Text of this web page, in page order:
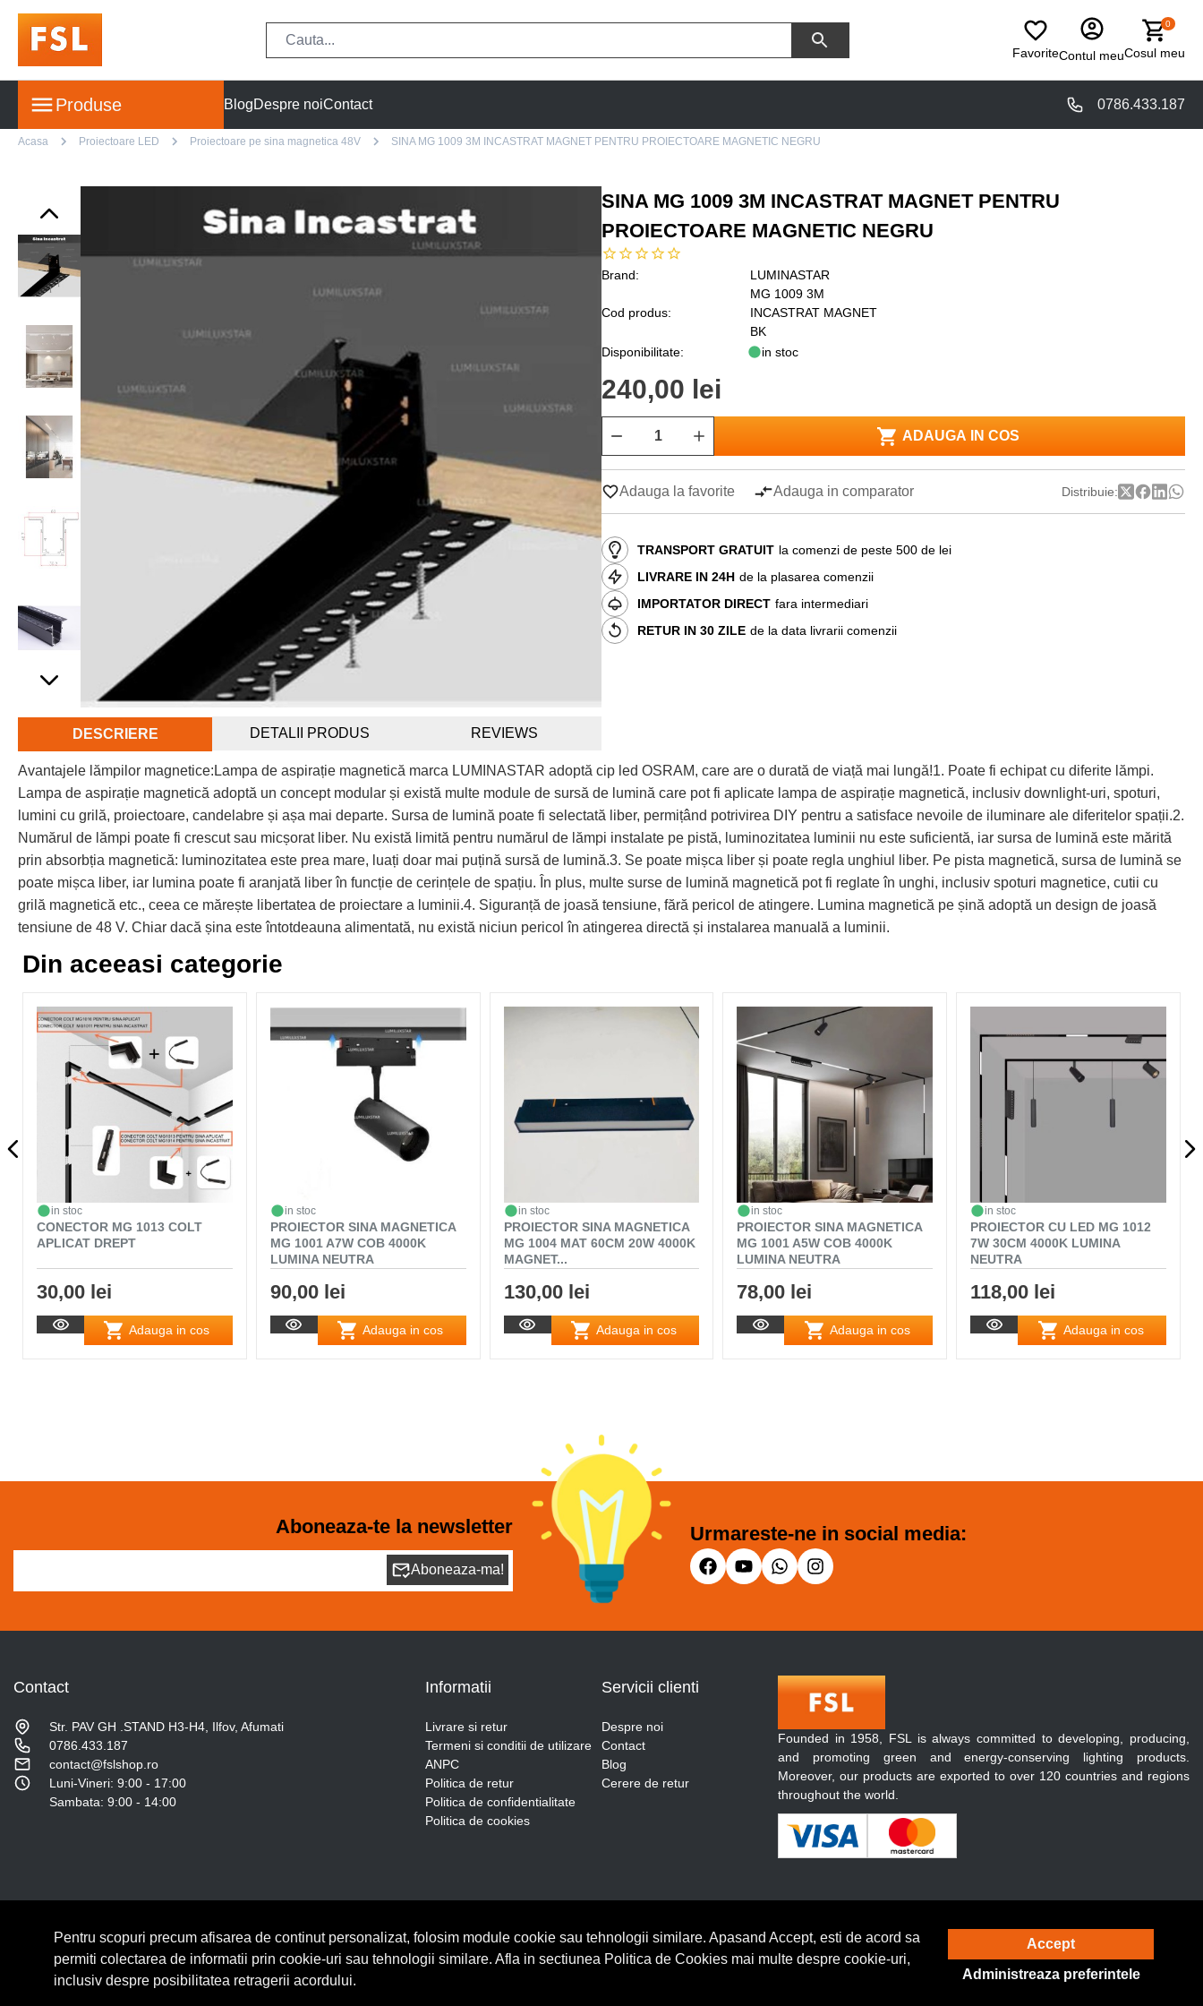
FavoriteContul meu
0
Cosul meu
Produse BlogDespre noiContact 0786.433.187
Acasa Proiectoare LED Proiectoare pe sina magnetica 48V SINA MG 1009 3M INCASTRAT MAGNET PENTRU PROIECTOARE MAGNETIC NEGRU
SINA MG 1009 3M INCASTRAT MAGNET PENTRU
PROIECTOARE MAGNETIC NEGRU
Brand: LUMINASTAR
Cod produs:
MG 1009 3M
INCASTRAT MAGNET
BK
Disponibilitate:
in stoc
240,00 lei
ADAUGA IN COS
Adauga la favorite Adauga in comparator Distribuie:
TRANSPORT GRATUIT la comenzi de peste 500 de lei
LIVRARE IN 24H de la plasarea comenzii
IMPORTATOR DIRECT fara intermediari
RETUR IN 30 ZILE de la data livrarii comenzii
DESCRIERE DETALII PRODUS REVIEWS
Avantajele lămpilor magnetice:Lampa de aspirație magnetică marca LUMINASTAR adoptă cip led OSRAM, care are o durată de viață mai lungă!1. Poate fi echipat cu diferite lămpi.
Lampa de aspirație magnetică adoptă un concept modular și există multe module de sursă de lumină care pot fi aplicate lampa de aspirație magnetică, inclusiv downlight-uri, spoturi,
lumini cu grilă, proiectoare, candelabre și așa mai departe. Sursa de lumină poate fi selectată liber, permițând potrivirea DIY pentru a satisface nevoile de iluminare ale diferitelor spații.2.
Numărul de lămpi poate fi crescut sau micșorat liber. Nu există limită pentru numărul de lămpi instalate pe pistă, luminozitatea luminii nu este suficientă, iar sursa de lumină este mărită
prin absorbția magnetică: luminozitatea este prea mare, luați doar mai puțină sursă de lumină.3. Se poate mișca liber și poate regla unghiul liber. Pe pista magnetică, sursa de lumină se
poate mișca liber, iar lumina poate fi aranjată liber în funcție de cerințele de spațiu. În plus, multe surse de lumină magnetică pot fi reglate în unghi, inclusiv spoturi magnetice, cutii cu
grilă magnetică etc., ceea ce mărește libertatea de proiectare a luminii.4. Siguranță de joasă tensiune, fără pericol de atingere. Lumina magnetică pe șină adoptă un design de joasă
tensiune de 48 V. Chiar dacă șina este întotdeauna alimentată, nu există niciun pericol în atingerea directă și instalarea manuală a luminii.
Din aceeasi categorie
in stoc
CONECTOR MG 1013 COLT
APLICAT DREPT
30,00 lei
Adauga in cos
in stoc
PROIECTOR SINA MAGNETICA
MG 1001 A7W COB 4000K
LUMINA NEUTRA
90,00 lei
Adauga in cos
in stoc
PROIECTOR SINA MAGNETICA
MG 1004 MAT 60CM 20W 4000K
MAGNET...
130,00 lei
Adauga in cos
in stoc
PROIECTOR SINA MAGNETICA
MG 1001 A5W COB 4000K
LUMINA NEUTRA
78,00 lei
Adauga in cos
in stoc
PROIECTOR CU LED MG 1012
7W 30CM 4000K LUMINA
NEUTRA
118,00 lei
Adauga in cos
Aboneaza-te la newsletter
Aboneaza-ma!
Urmareste-ne in social media:
Contact
Str. PAV GH .STAND H3-H4, Ilfov, Afumati
0786.433.187
contact@fslshop.ro
Luni-Vineri: 9:00 - 17:00
Sambata: 9:00 - 14:00
Informatii
Livrare si retur
Termeni si conditii de utilizare
ANPC
Politica de retur
Politica de confidentialitate
Politica de cookies
Servicii clienti
Despre noi
Contact
Blog
Cerere de retur
Founded in 1958, FSL is always committed to developing, producing,
and promoting green and energy-conserving lighting products.
Moreover, our products are exported to over 120 countries and regions
throughout the world.
© Copyright 2026 Lumilux. Toate drepturile rezervate. Solutie eCommerce
Pentru scopuri precum afisarea de continut personalizat, folosim module cookie sau tehnologii similare. Apasand Accept, esti de acord sa
permiti colectarea de informatii prin cookie-uri sau tehnologii similare. Afla in sectiunea Politica de Cookies mai multe despre cookie-uri,
inclusiv despre posibilitatea retragerii acordului.
Accept
Administreaza preferintele